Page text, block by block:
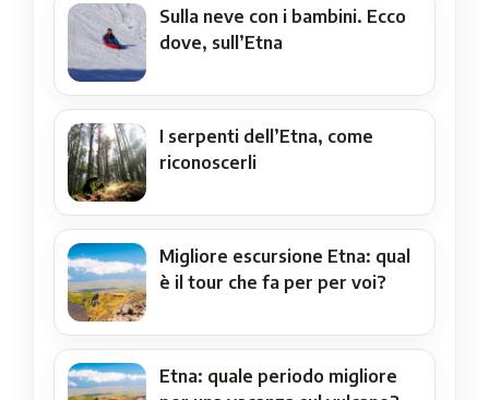
Sulla neve con i bambini. Ecco
dove, sull’Etna
I serpenti dell’Etna, come
riconoscerli
Migliore escursione Etna: qual
è il tour che fa per per voi?
Etna: quale periodo migliore